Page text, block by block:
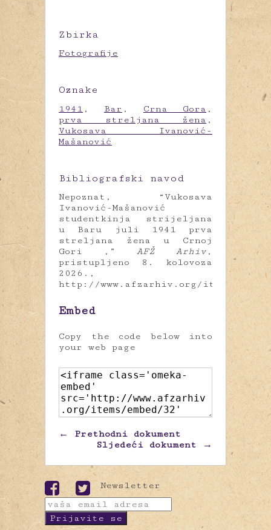
Zbirka
Fotografije
Oznake
1941 , Bar , Crna Gora ,
prva streljana žena ,
Vukosava Ivanović-
Mašanović
Bibliografski navod
Nepoznat, “Vukosava
Ivanović-Mašanović
studentkinja strijeljana
u Baru juli 1941 prva
streljana žena u Crnoj
Gori ,” AFŽ Arhiv ,
pristupljeno 8. kolovoza
2026.,
http://www.afzarhiv.org/items/show/
Embed
Copy the code below into
your web page
← Prethodni dokument
Sljedeći dokument →
Newsletter